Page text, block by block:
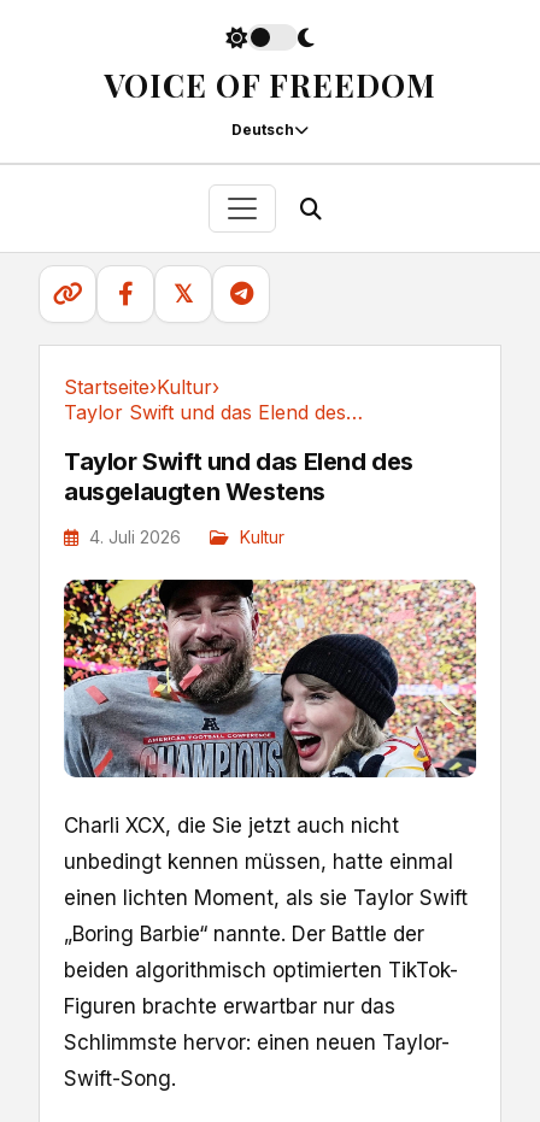
VOICE OF FREEDOM
Deutsch
𝕏
Startseite›Kultur›
Taylor Swift und das Elend des ausgelaugten Westens
Taylor Swift und das Elend des
ausgelaugten Westens
4. Juli 2026 Kultur
Charli XCX, die Sie jetzt auch nicht
unbedingt kennen müssen, hatte einmal
einen lichten Moment, als sie Taylor Swift
„Boring Barbie“ nannte. Der Battle der
beiden algorithmisch optimierten TikTok-
Figuren brachte erwartbar nur das
Schlimmste hervor: einen neuen Taylor-
Swift-Song.